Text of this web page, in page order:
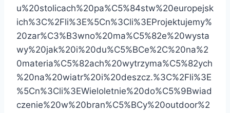
u%20stolicach%20pa%C5%84stw%20europejsk
ich%3C%2Fli%3E%5Cn%3Cli%3EProjektujemy%
20zar%C3%B3wno%20ma%C5%82e%20wysta
wy%20jak%20i%20du%C5%BCe%2C%20na%2
0materia%C5%82ach%20wytrzyma%C5%82ych
%20na%20wiatr%20i%20deszcz.%3C%2Fli%3E
%5Cn%3Cli%3EWieloletnie%20do%C5%9Bwiad
czenie%20w%20bran%C5%BCy%20outdoor%2